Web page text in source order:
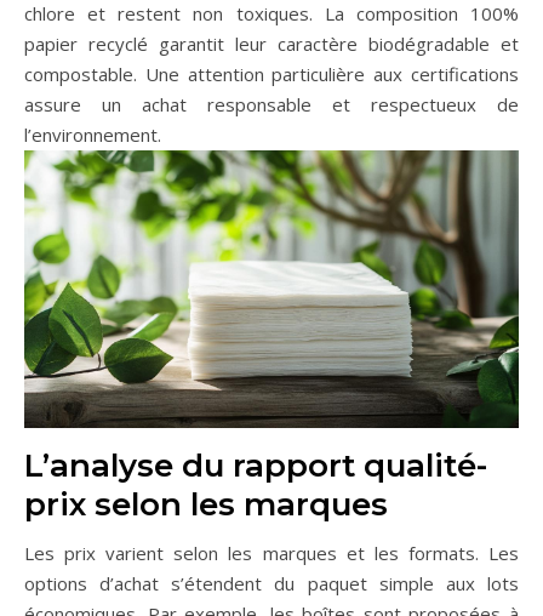
chlore et restent non toxiques. La composition 100%
papier recyclé garantit leur caractère biodégradable et
compostable. Une attention particulière aux certifications
assure un achat responsable et respectueux de
l’environnement.
L’analyse du rapport qualité-
prix selon les marques
Les prix varient selon les marques et les formats. Les
options d’achat s’étendent du paquet simple aux lots